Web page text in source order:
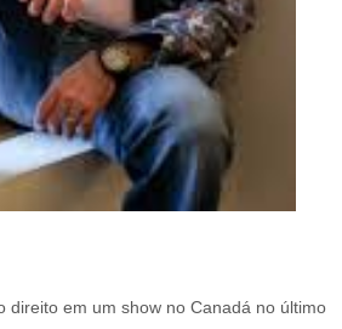
direito em um show no Canadá no último